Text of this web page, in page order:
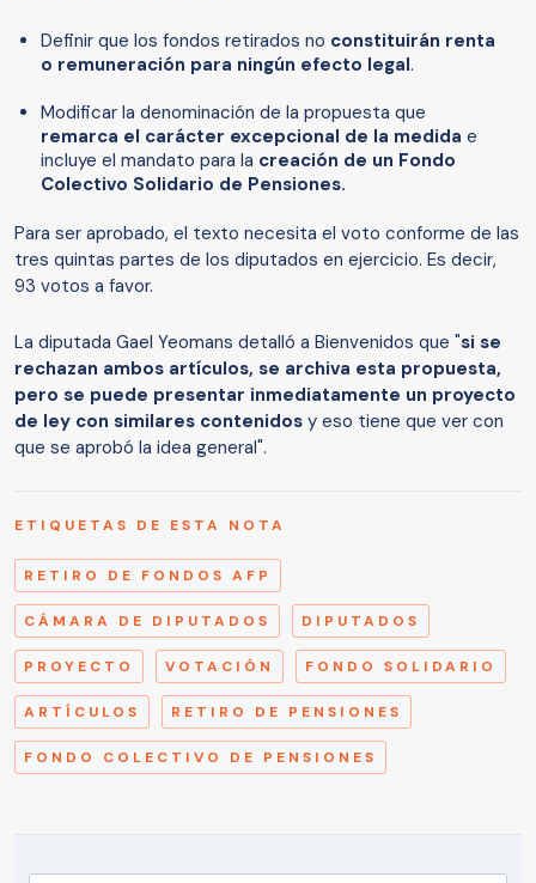
Definir que los fondos retirados no constituirán renta
o remuneración para ningún efecto legal.
Modificar la denominación de la propuesta que
remarca el carácter excepcional de la medida e
incluye el mandato para la creación de un Fondo
Colectivo Solidario de Pensiones.
Para ser aprobado, el texto necesita el voto conforme de las
tres quintas partes de los diputados en ejercicio. Es decir,
93 votos a favor.
La diputada Gael Yeomans detalló a Bienvenidos que "si se
rechazan ambos artículos, se archiva esta propuesta,
pero se puede presentar inmediatamente un proyecto
de ley con similares contenidos y eso tiene que ver con
que se aprobó la idea general".
ETIQUETAS DE ESTA NOTA
RETIRO DE FONDOS AFP
CÁMARA DE DIPUTADOS DIPUTADOS
PROYECTO VOTACIÓN FONDO SOLIDARIO
ARTÍCULOS RETIRO DE PENSIONES
FONDO COLECTIVO DE PENSIONES